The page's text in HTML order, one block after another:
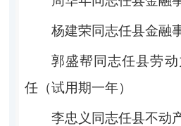
杨建荣同志任县金融
郭盛帮同志任县劳
任（试用期一年）
李忠义同志任县不动